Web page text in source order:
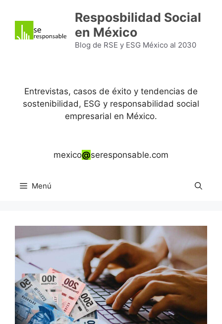
contenido
Resposbilidad Social
en México
Blog de RSE y ESG México al 2030
Entrevistas, casos de éxito y tendencias de
sostenibilidad, ESG y responsabilidad social
empresarial en México.
mexico@seresponsable.com
Menú